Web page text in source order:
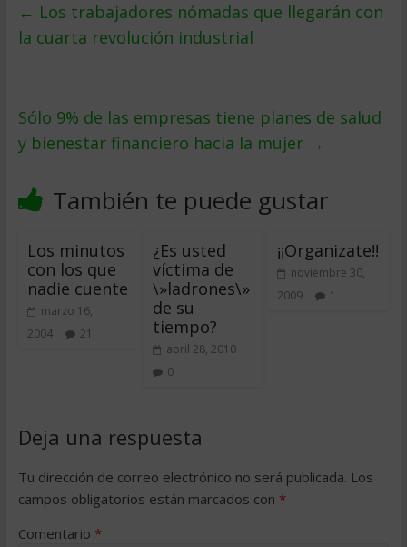
← Los trabajadores nómadas que llegarán con
la cuarta revolución industrial
Sólo 9% de las empresas tiene planes de salud
y bienestar financiero hacia la mujer →
También te puede gustar
Los minutos
con los que
nadie cuente
marzo 16,
2004
21
¿Es usted
víctima de
\»ladrones\»
de su
tiempo?
abril 28, 2010
0
¡¡Organizate!!
noviembre 30,
2009
1
Deja una respuesta
Tu dirección de correo electrónico no será publicada. Los
campos obligatorios están marcados con *
Comentario *